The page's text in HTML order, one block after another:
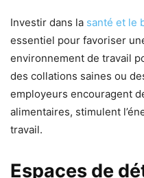
Investir dans la santé et le
essentiel pour favoriser
environnement de travail
des collations saines ou
employeurs encouragent
alimentaires, stimulent
travail.
Espaces de